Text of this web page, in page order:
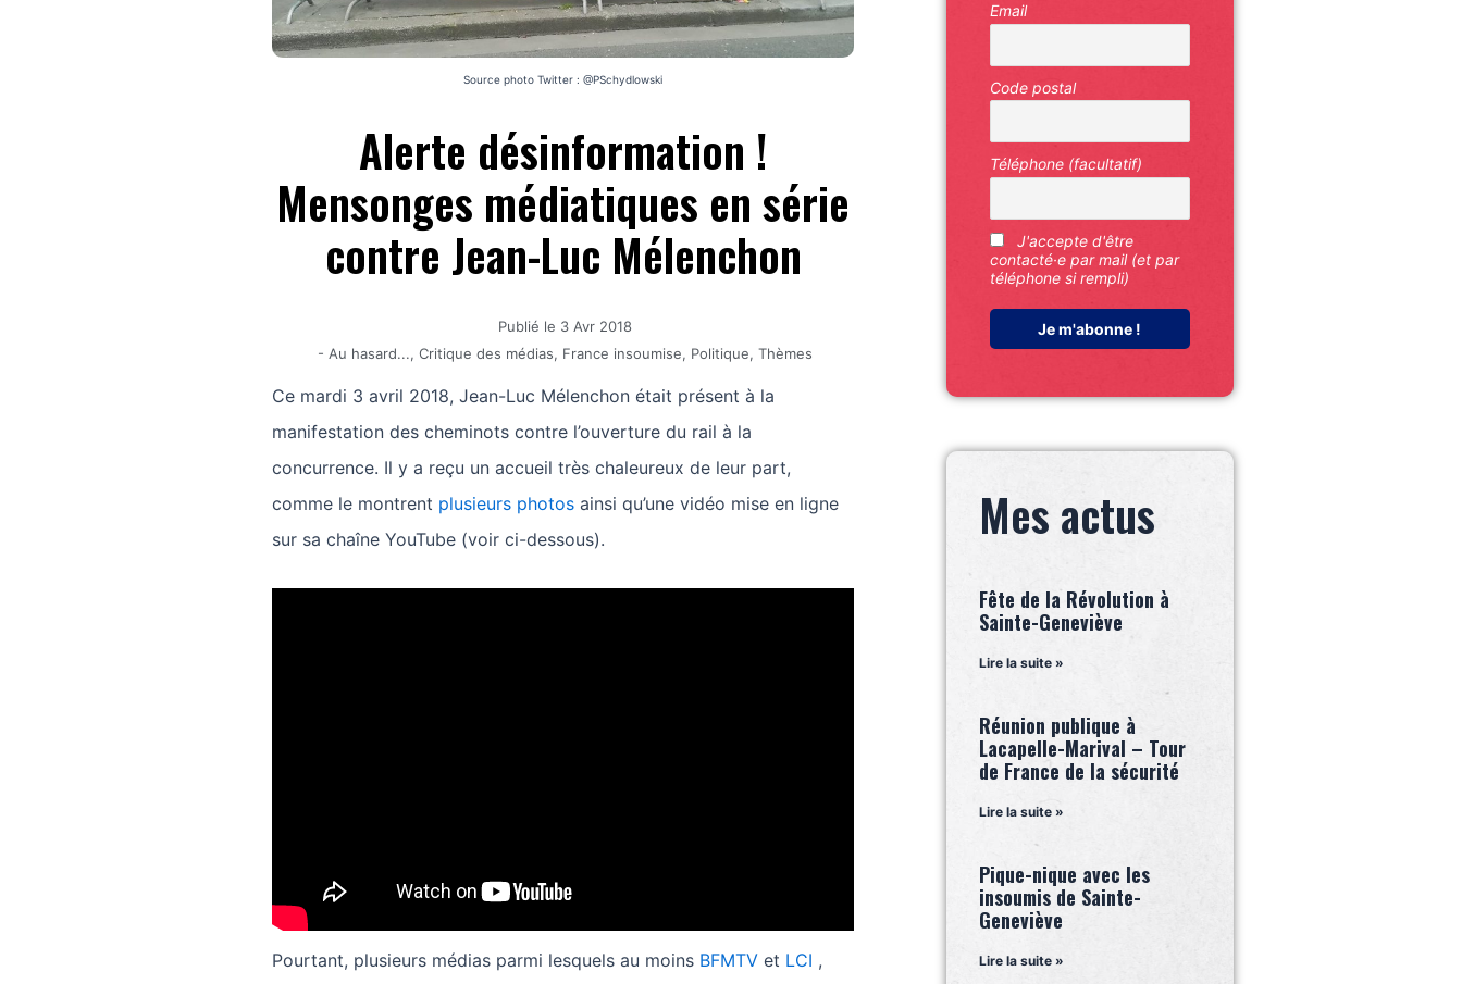
Source photo Twitter : @PSchydlowski
Alerte désinformation !
Mensonges médiatiques en série
contre Jean-Luc Mélenchon
Publié le 3 Avr 2018
- Au hasard...,Critique des médias, France insoumise, Politique,Thèmes
Ce mardi 3 avril 2018, Jean-Luc Mélenchon était présent à la
manifestation des cheminots contre l’ouverture du rail à la
concurrence. Il y a reçu un accueil très chaleureux de leur part,
comme le montrent plusieurs photos ainsi qu’une vidéo mise en ligne
sur sa chaîne YouTube (voir ci-dessous).
Pourtant, plusieurs médias parmi lesquels au moins BFMTV et LCI ,
Email
Code postal
Téléphone (facultatif)
J'accepte d'être
contacté·e par mail (et par
téléphone si rempli)
Mes actus
Fête de la Révolution à
Sainte-Geneviève
Lire la suite »
Réunion publique à
Lacapelle-Marival – Tour
de France de la sécurité
Lire la suite »
Pique-nique avec les
insoumis de Sainte-
Geneviève
Lire la suite »